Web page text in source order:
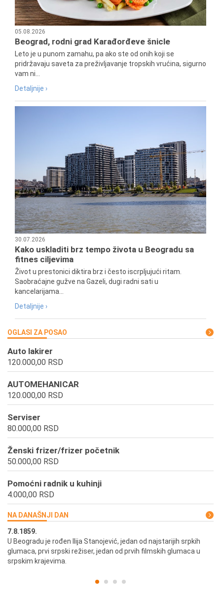
05.08.2026
Beograd, rodni grad Karađorđeve šnicle
Leto je u punom zamahu, pa ako ste od onih koji se
pridržavaju saveta za preživljavanje tropskih vrućina, sigurno
vam ni...
Detaljnije ›
30.07.2026
Kako uskladiti brz tempo života u Beogradu sa
fitnes ciljevima
Život u prestonici diktira brz i često iscrpljujući ritam.
Saobraćajne gužve na Gazeli, dugi radni sati u
kancelarijama...
Detaljnije ›
OGLASI ZA POSAO
Auto lakirer
120.000,00 RSD
AUTOMEHANICAR
120.000,00 RSD
Serviser
80.000,00 RSD
Ženski frizer/frizer početnik
50.000,00 RSD
Pomoćni radnik u kuhinji
4.000,00 RSD
NA DANAŠNJI DAN
7.8.1859.
U Beogradu je rođen Ilija Stanojević, jedan od najstarijih srpkih
glumaca, prvi srpski režiser, jedan od prvih filmskih glumaca u
srpskim krajevima.